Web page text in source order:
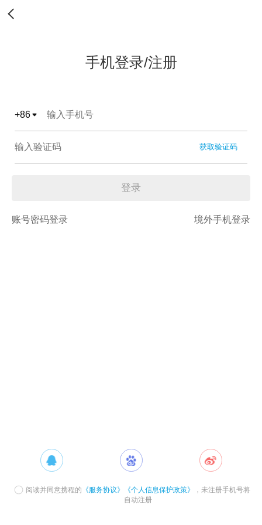
手机登录/注册
+86
获取验证码
登录
账号密码登录 境外手机登录
阅读并同意携程的 《服务协议》 《个人信息保护政策》
，未注册手机号将
自动注册